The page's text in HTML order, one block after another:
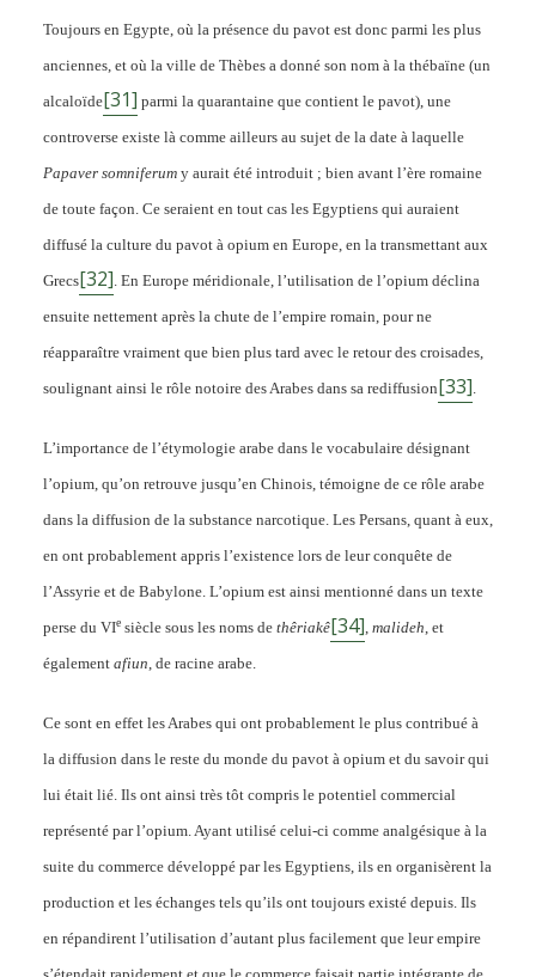
Toujours en Egypte, où la présence du pavot est donc parmi les plus
anciennes, et où la ville de Thèbes a donné son nom à la thébaïne (un
alcaloïde[31] parmi la quarantaine que contient le pavot), une
controverse existe là comme ailleurs au sujet de la date à laquelle
Papaver somniferumy aurait été introduit ; bien avant l’ère romaine
de toute façon. Ce seraient en tout cas les Egyptiens qui auraient
diffusé la culture du pavot à opium en Europe, en la transmettant aux
Grecs[32] . En Europe méridionale, l’utilisation de l’opium déclina
ensuite nettement après la chute de l’empire romain, pour ne
réapparaître vraiment que bien plus tard avec le retour des croisades,
soulignant ainsi le rôle notoire des Arabes dans sa rediffusion[33]
L’importance de l’étymologie arabe dans le vocabulaire désignant
l’opium, qu’on retrouve jusqu’en Chinois, témoigne de ce rôle arabe
dans la diffusion de la substance narcotique. Les Persans, quant à eux,
en ont probablement appris l’existence lors de leur conquête de
l’Assyrie et de Babylone. L’opium est ainsi mentionné dans un texte
perse du VIesiècle sous les noms de thêriakê[34] malideh , et
également afiun , de racine arabe.
Ce sont en effet les Arabes qui ont probablement le plus contribué à
la diffusion dans le reste du monde du pavot à opium et du savoir qui
lui était lié. Ils ont ainsi très tôt compris le potentiel commercial
représenté par l’opium. Ayant utilisé celui-ci comme analgésique à la
suite du commerce développé par les Egyptiens, ils en organisèrent la
production et les échanges tels qu’ils ont toujours existé depuis. Ils
en répandirent l’utilisation d’autant plus facilement que leur empire